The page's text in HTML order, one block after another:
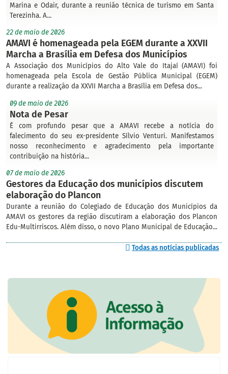
Marina e Odair, durante a reunião técnica de turismo em Santa
Terezinha. A...
22 de maio de 2026
AMAVI é homenageada pela EGEM durante a XXVII
Marcha a Brasília em Defesa dos Municípios
A Associação dos Municípios do Alto Vale do Itajaí (AMAVI) foi
homenageada pela Escola de Gestão Pública Municipal (EGEM)
durante a realização da XXVII Marcha a Brasília em Defesa dos...
09 de maio de 2026
Nota de Pesar
É com profundo pesar que a AMAVI recebe a notícia do
falecimento do seu ex-presidente Sílvio Venturi. Manifestamos
nosso reconhecimento e agradecimento pela importante
contribuição na história...
07 de maio de 2026
Gestores da Educação dos municípios discutem
elaboração do Plancon
Durante a reunião do Colegiado de Educação dos Municípios da
AMAVI os gestores da região discutiram a elaboração dos Plancon
Edu-Multirriscos. Além disso, o novo Plano Municipal de Educação...
Todas as notícias publicadas